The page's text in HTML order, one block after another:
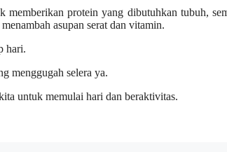
memberikan protein yang dibutuhkan tubuh,
asupan serat dan vitamin.
hari.
menggugah selera ya.
untuk memulai hari dan beraktivitas.